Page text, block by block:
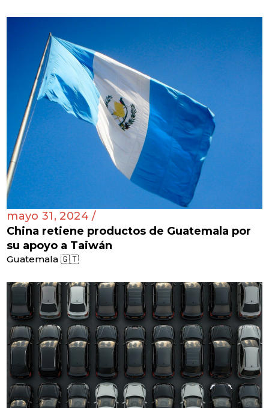
mayo 31, 2024 /
China retiene productos de Guatemala por
su apoyo a Taiwán
Guatemala 🇬🇹